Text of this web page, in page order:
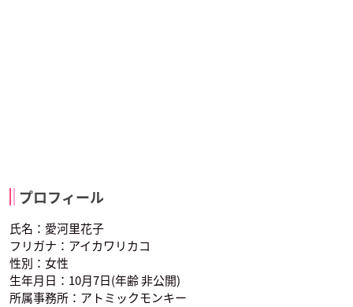
プロフィール
氏名：愛河里花子
フリガナ：アイカワリカコ
性別：女性
生年月日：10月7日(年齢 非公開)
所属事務所：アトミックモンキー